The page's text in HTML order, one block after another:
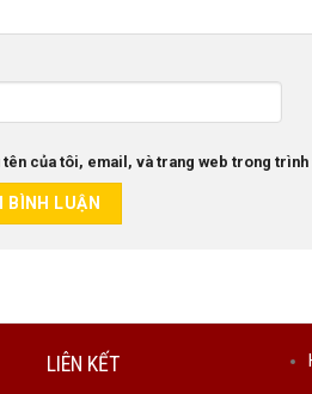
tên của tôi, email, và trang web trong
LIÊN KẾT